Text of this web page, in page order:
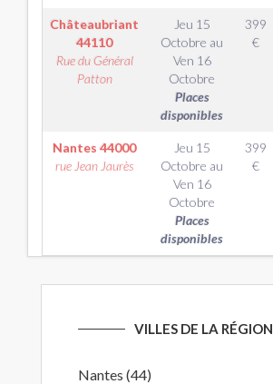
Châteaubriant
44110
Rue du Général
Patton
Jeu 15
Octobre au
Ven 16
Octobre
Places
disponibles
399
€
Nantes 44000
rue Jean Jaurès
Jeu 15
Octobre au
Ven 16
Octobre
Places
disponibles
399
€
VILLES DE LA RÉGION
Nantes (44)